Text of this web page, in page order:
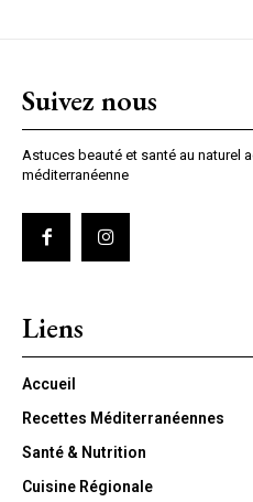
Suivez nous
Astuces beauté et santé au naturel
méditerranéenne
Liens
Accueil
Recettes Méditerranéennes
Santé & Nutrition
Cuisine Régionale